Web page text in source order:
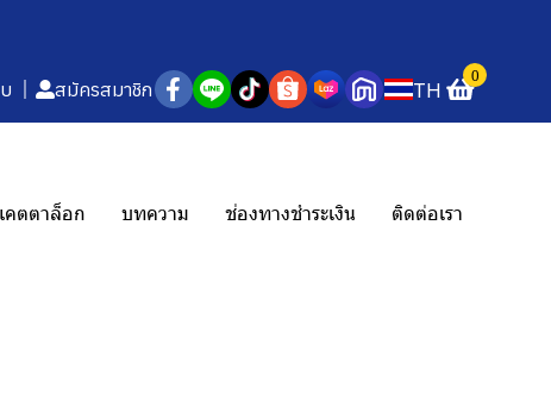
สมัครสมาชิก TH 0
คตตาล็อก บทความ ช่องทางชำระเงิน ติดต่อเรา